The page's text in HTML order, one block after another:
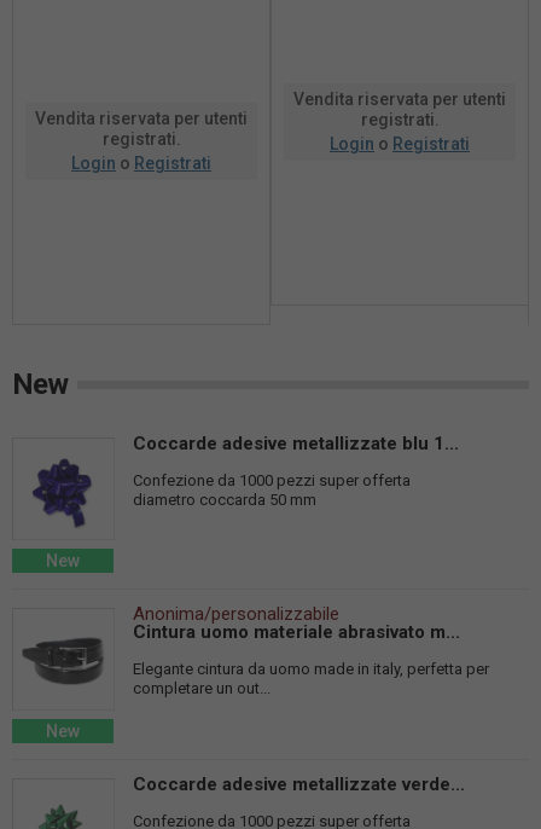
Vendita riservata per utenti
registrati.
Login o Registrati
Vendita riservata per utenti
registrati.
Login o Registrati
New
New
Coccarde adesive metallizzate blu 1...
Confezione da 1000 pezzi super offerta
diametro coccarda 50 mm
New
Anonima/personalizzabile
Cintura uomo materiale abrasivato m...
Elegante cintura da uomo made in italy, perfetta per
completare un out...
Coccarde adesive metallizzate verde...
Confezione da 1000 pezzi super offerta